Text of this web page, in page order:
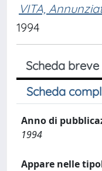
VITA,
1994
Scheda breve
Scheda
Anno di
1994
Appare nelle